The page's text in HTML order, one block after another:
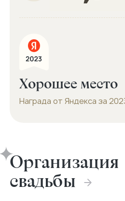
Хорошее место
Награда от Яндекса за
Организация
свадьбы